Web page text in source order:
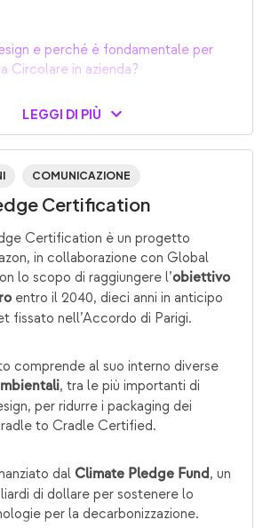
e perché è fondamentale per
Circolare in azienda?
LEGGI DI PIÙ
COMUNICAZIONE
Certification
Certification è un progetto
in collaborazione con Global
lo scopo di raggiungere l’obiettivo
entro il 2040, dieci anni in anticipo
fissato nell’Accordo di Parigi.
comprende al suo interno diverse
, tra le più importanti di
per ridurre i packaging dei
to Cradle Certified.
dal Climate Pledge Fund, un
di dollare per sostenere lo
per la decarbonizzazione.